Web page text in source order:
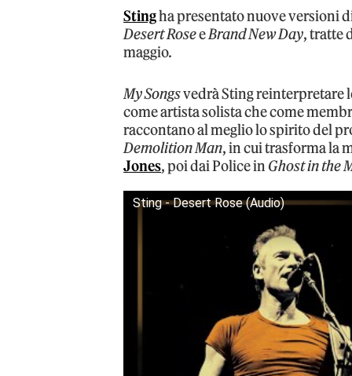
Stingha presentato nuove versioni
Desert RoseeBrand New Day, tratte
maggio.
My Songsvedrà Sting reinterpretare
come artista solista che come
raccontano al meglio lo spirito del
Demolition Man, in cui trasforma la
Jones, poi dai Police in Ghost in the
Sting - Desert Rose (Audio)